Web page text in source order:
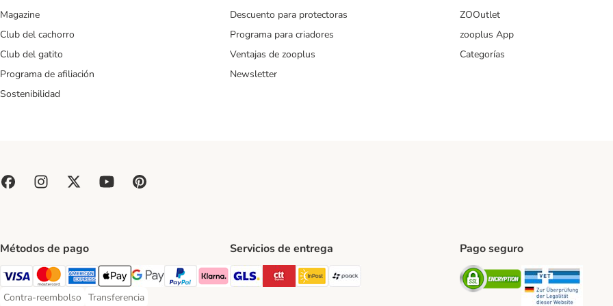
Magazine
Club del cachorro
Club del gatito
Programa de afiliación
Sostenibilidad
Descuento para protectoras
Programa para criadores
Ventajas de zooplus
Newsletter
ZOOutlet
zooplus App
Categorías
Métodos de pago
Visa Payment Method
Mastercard Payment Method
American Express Payment Method
Apple Pay Payment Method
Google Pay Payment Method
PayPal Payment Method
Klarna Payment Method
Contra-reembolso
Contra-reembolso Payment Method
Transferencia
Transferencia Payment Method
Servicios de entrega
GLS Shipping Method
CTTExpress Shipping Method
InPost Shipping Method
Pago seguro
Security